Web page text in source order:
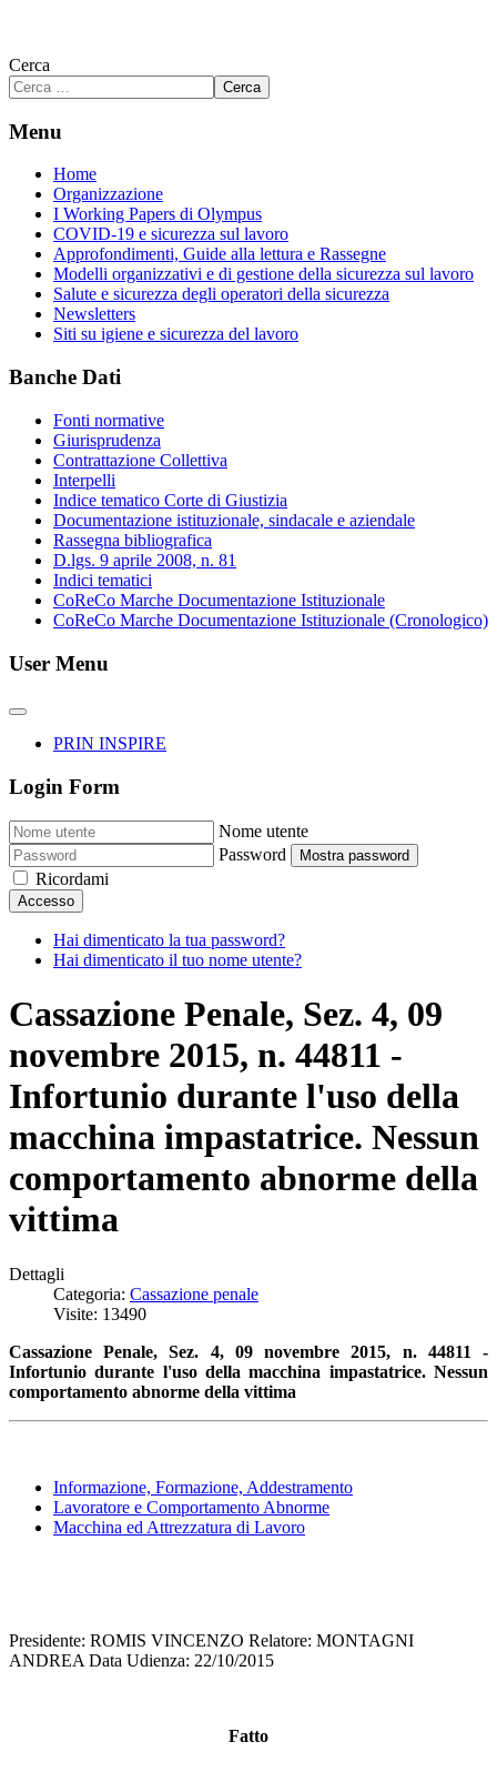
Cerca
Cerca
Menu
Home
Organizzazione
I Working Papers di Olympus
COVID-19 e sicurezza sul lavoro
Approfondimenti, Guide alla lettura e Rassegne
Modelli organizzativi e di gestione della sicurezza sul lavoro
Salute e sicurezza degli operatori della sicurezza
Newsletters
Siti su igiene e sicurezza del lavoro
Banche Dati
Fonti normative
Giurisprudenza
Contrattazione Collettiva
Interpelli
Indice tematico Corte di Giustizia
Documentazione istituzionale, sindacale e aziendale
Rassegna bibliografica
D.lgs. 9 aprile 2008, n. 81
Indici tematici
CoReCo Marche Documentazione Istituzionale
CoReCo Marche Documentazione Istituzionale (Cronologico)
User Menu
PRIN INSPIRE
Login Form
Nome utente
Password
Mostra password
Ricordami
Accesso
Hai dimenticato la tua password?
Hai dimenticato il tuo nome utente?
Cassazione Penale, Sez. 4, 09
novembre 2015, n. 44811 -
Infortunio durante l'uso della
macchina impastatrice. Nessun
comportamento abnorme della
vittima
Dettagli
Categoria: Cassazione penale
Visite: 13490
Cassazione Penale, Sez. 4, 09 novembre 2015, n. 44811 -
Infortunio durante l'uso della macchina impastatrice. Nessun
comportamento abnorme della vittima
Informazione, Formazione, Addestramento
Lavoratore e Comportamento Abnorme
Macchina ed Attrezzatura di Lavoro
Presidente: ROMIS VINCENZO Relatore: MONTAGNI
ANDREA Data Udienza: 22/10/2015
Fatto